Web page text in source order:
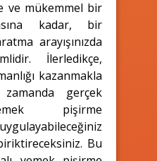
ve mükemmel bir
kadar, bir
arayışınızda
İlerledikçe,
kazanmakla
zamanda gerçek
pişirme
Bu